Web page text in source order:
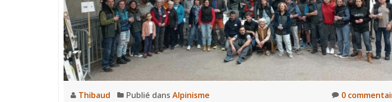
Thibaud Publié dans Alpinisme 0